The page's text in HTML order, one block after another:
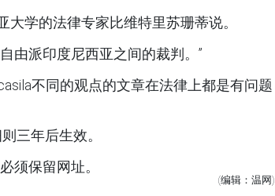
大学的法律专家比维特里苏珊蒂说。
由派印度尼西亚之间的裁判。”
不同的观点的文章在法律上都是有问题
三年后生效。
须保留网址。
(编辑：温网)